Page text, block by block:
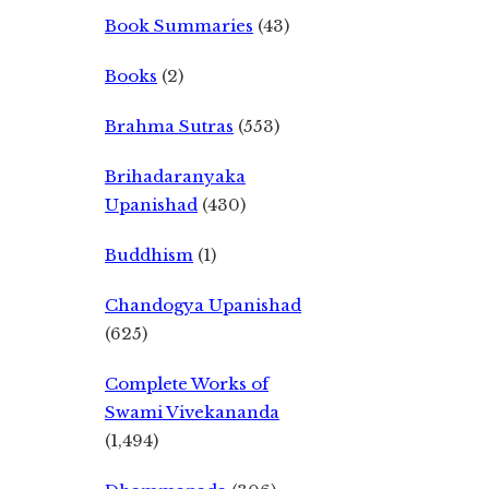
Book Summaries (43)
Books (2)
Brahma Sutras (553)
Brihadaranyaka
Upanishad (430)
Buddhism (1)
Chandogya Upanishad
(625)
Complete Works of
Swami Vivekananda
(1,494)